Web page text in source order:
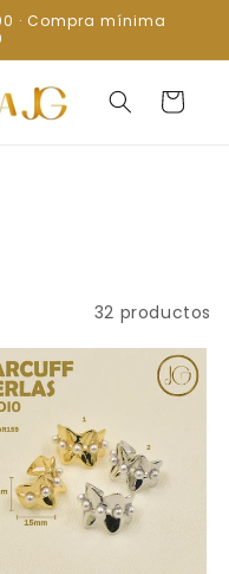
· Compra mínima
Carrito
32 productos